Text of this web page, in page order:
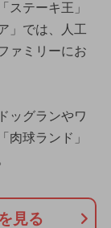
ステーキ王」
」では、人工
ァミリーにお
ッグランやワ
肉球ランド」
見る